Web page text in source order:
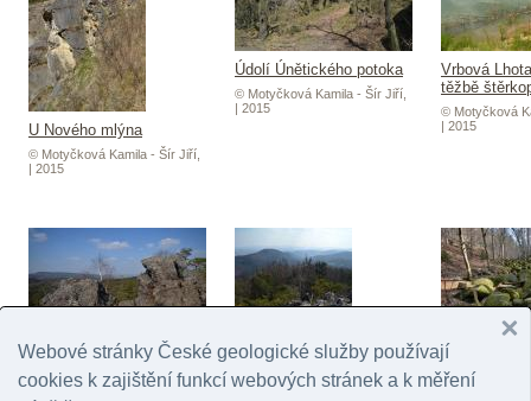
U Nového mlýna
© Motyčková Kamila - Šír Jiří,
| 2015
Údolí Únětického potoka
© Motyčková Kamila - Šír Jiří,
| 2015
Vrbová
těžbě
© Motyčková
| 2015
Vraní skála
© Motyčková Kamila - Šír Jiří,
Vlčí rokle
© Motyčková
Webové stránky České geologické služby používají
cookies k zajištění funkcí webových stránek a k měření